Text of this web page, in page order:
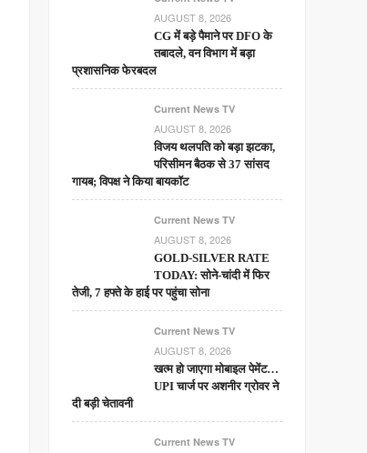
AUGUST 8, 2026
CG में बड़े पैमाने पर DFO के
तबादले, वन विभाग में बड़ा
प्रशासनिक फेरबदल
Current News TV
AUGUST 8, 2026
विजय थलपति को बड़ा झटका,
परिसीमन बैठक से 37 सांसद
गायब; विपक्ष ने किया बायकॉट
Current News TV
AUGUST 8, 2026
GOLD-SILVER RATE
TODAY: सोने-चांदी में फिर
तेजी, 7 हफ्ते के हाई पर पहुंचा सोना
Current News TV
AUGUST 8, 2026
खत्म हो जाएगा मोबाइल पेमेंट…
UPI चार्ज पर अशनीर ग्रोवर ने
दी बड़ी चेतावनी
Current News TV